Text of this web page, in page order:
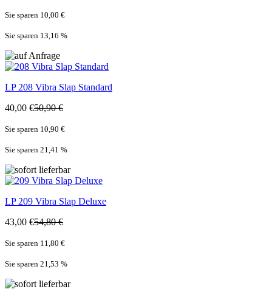
Sie sparen 10,00 €
Sie sparen 13,16 %
LP208 Vibra Slap Standard
40,00 €50,90 €
Sie sparen 10,90 €
Sie sparen 21,41 %
LP209 Vibra Slap Deluxe
43,00 €54,80 €
Sie sparen 11,80 €
Sie sparen 21,53 %